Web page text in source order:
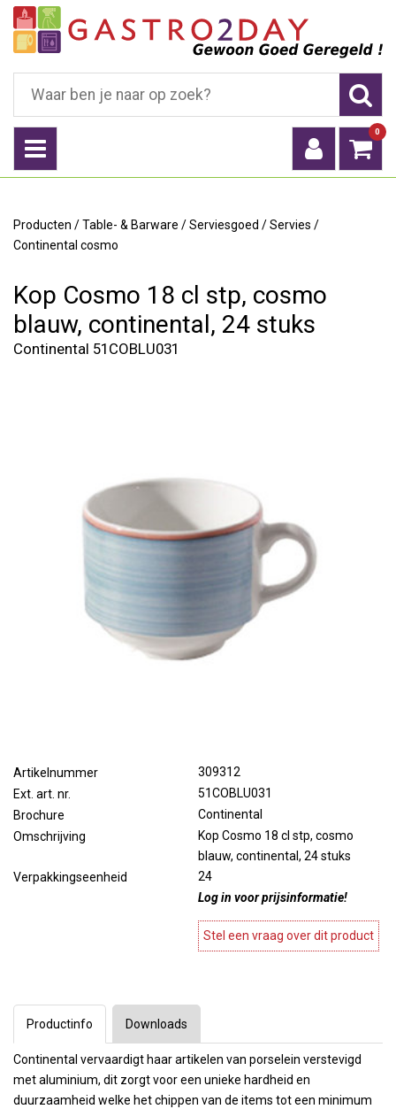
0
Producten /Table- & Barware /Serviesgoed /Servies /
Continental cosmo
Kop Cosmo 18 cl stp, cosmo
blauw, continental, 24 stuks
Continental 51COBLU031
Artikelnummer
309312
Ext. art. nr.
51COBLU031
Brochure
Continental
Omschrijving
Kop Cosmo 18 cl stp, cosmo
blauw, continental, 24 stuks
Verpakkingseenheid
24
Log in voor prijsinformatie!
Stel een vraag over dit product
Productinfo
Continental vervaardigt haar artikelen van porselein verstevigd
met aluminium, dit zorgt voor een unieke hardheid en
duurzaamheid welke het chippen van de items tot een minimum
Downloads